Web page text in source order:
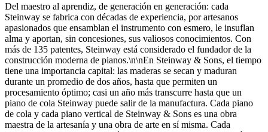
Del maestro al aprendiz, de generación en generación: cada
Steinway se fabrica con décadas de experiencia, por artesanos
apasionados que ensamblan el instrumento con esmero, le insuflan
alma y aportan, sin concesiones, sus valiosos conocimientos. Con
más de 135 patentes, Steinway está considerado el fundador de la
construcción moderna de pianos.\n\nEn Steinway ⁠&⁠ Sons, el tiempo
tiene una importancia capital: las maderas se secan y maduran
durante un promedio de dos años, hasta que permiten un
procesamiento óptimo; casi un año más transcurre hasta que un
piano de cola Steinway puede salir de la manufactura. Cada piano
de cola y cada piano vertical de Steinway ⁠&⁠ Sons es una obra
maestra de la artesanía y una obra de arte en sí misma. Cada